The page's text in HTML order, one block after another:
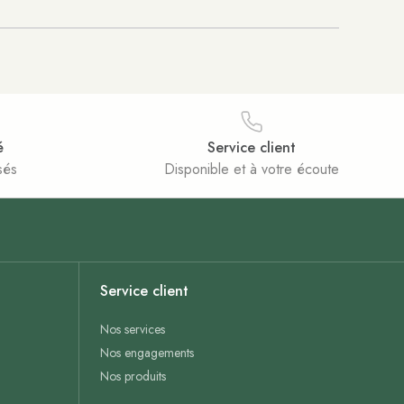
Service client
Disponible et à votre écoute
Service client
Nos services
Nos engagements
Nos produits